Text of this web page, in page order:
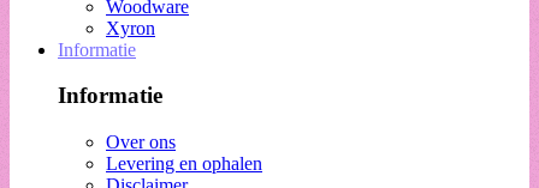
Woodware
Xyron
Informatie
Informatie
Over ons
Levering en ophalen